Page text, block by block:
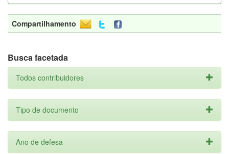
Compartilhamento
Busca facetada
Todos contribuidores
Tipo de documento
Ano de defesa